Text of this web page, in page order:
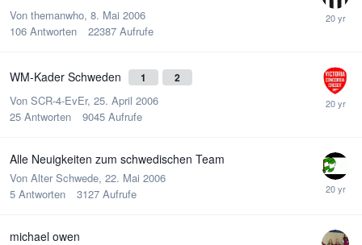
Von themanwho, 8. Mai 2006
106 Antworten 22387 Aufrufe
WM-Kader Schweden 1 2
Von SCR-4-EvEr, 25. April 2006
25 Antworten 9045 Aufrufe
Alle Neuigkeiten zum schwedischen Team
Von Alter Schwede, 22. Mai 2006
5 Antworten 3127 Aufrufe
michael owen